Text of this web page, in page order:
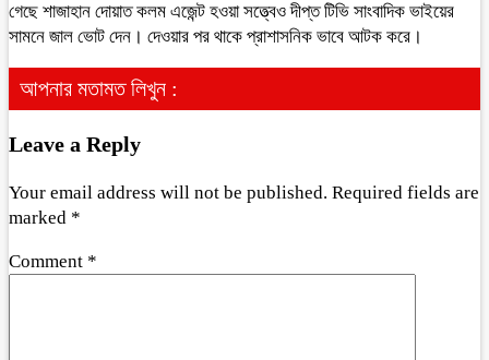
গেছে শাজাহান দোয়াত কলম এজেন্ট হওয়া সত্ত্বেও দীপ্ত টিভি সাংবাদিক ভাইয়ের
সামনে জাল ভোট দেন। দেওয়ার পর থাকে প্রাশাসনিক ভাবে আটক করে।
আপনার মতামত লিখুন :
Leave a Reply
Your email address will not be published. Required fields are
marked *
Comment *